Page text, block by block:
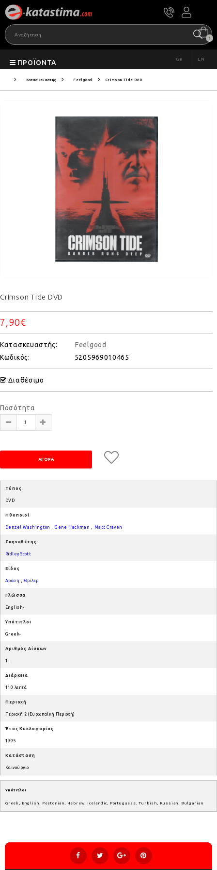
0
ΠΡΟΪΌΝΤΑ GR EN
Κατασκευαστής Feelgood Crimson Tide DVD
Crimson Tide DVD
7,90€
Κατασκευαστής:
Feelgood
Κωδικός:
5205969010465
Διαθέσιμο
Ποσότητα
Τύπος
DVD
Ηθοποιοί
Denzel Washington ,Gene Hackman Matt Craven
Σκηνοθέτης
Ridley Scott
Είδος
Δράση Θρίλερ
Γλώσσα
English-
Υπότιτλοι
Greek-
Αριθμός Δίσκων
1-
Διάρκεια
110 λεπτά
Περιοχή
Περιοχή 2 (Ευρωπαϊκή Περιοχή)
Έτος Κυκλοφορίας
1995
Κατάσταση
Καινούργιο
Υπότιτλοι
Greek, English, Pestonian, Hebrew, Icelandic, Portuguese, Turkish, Russian, Bulgarian